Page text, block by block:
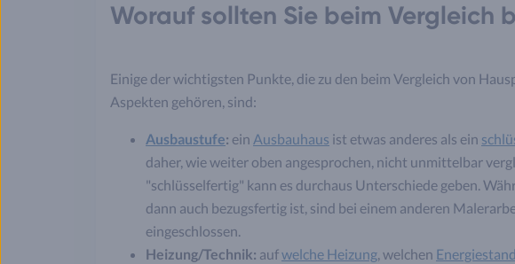
Worauf sollten Sie beim Vergleich
Einige der wichtigsten Punkte, die zu den beim Vergleich von
Aspekten gehören, sind:
Ausbaustufe: ein Ausbauhaus ist etwas anderes als ein
daher, wie weiter oben angesprochen, nicht unmittelbar
"schlüsselfertig" kann es durchaus Unterschiede geben.
dann auch bezugsfertig ist, sind bei einem anderen
eingeschlossen.
Heizung/Technik: aufwelche Heizung, welchen